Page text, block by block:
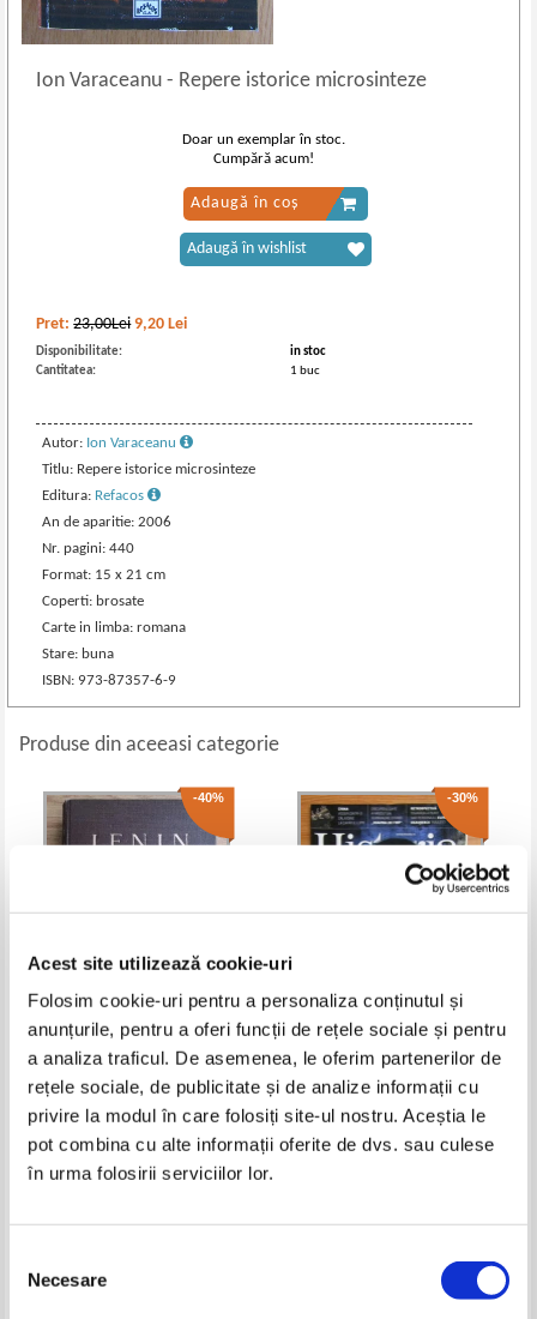
Acest site utilizează cookie-uri
Folosim cookie-uri pentru a personaliza conținutul și
anunțurile, pentru a oferi funcții de rețele sociale și pentru
a analiza traficul. De asemenea, le oferim partenerilor de
rețele sociale, de publicitate și de analize informații cu
privire la modul în care folosiți site-ul nostru. Aceștia le
pot combina cu alte informații oferite de dvs. sau culese
în urma folosirii serviciilor lor.
consimțământului
Necesare
Ion Varaceanu- Repere istorice microsinteze
Pret:23,00Lei 9,20 Lei
Disponibilitate:
in stoc
Cantitatea:
1 buc
Autor: Ion Varaceanu
Titlu: Repere istorice microsinteze
Editura: Refacos
An de aparitie: 2006
Nr. pagini: 440
Format: 15 x 21 cm
Coperti: brosate
Carte in limba: romana
Stare: buna
ISBN: 973-87357-6-9
Doar un exemplar în stoc.
Cumpără acum!
Adaugă în coș
Adaugă în wishlist
Produse din aceeasi categorie
-40%
Vladimir Ilici Lenin - Opere.
19,00Lei 11,40
Adaugă în coș
-30%
Revista Historia, an XVII, nr. 180,
ianuarie 2017
Lei
Adaugă în coș